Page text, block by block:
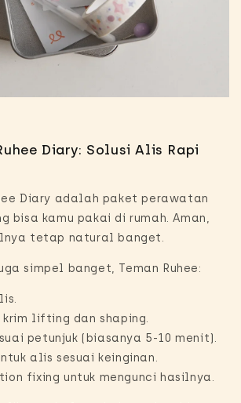
Diary: Solusi Alis Rapi
Diary adalah paket perawatan
bisa kamu pakai di rumah. Aman,
tetap natural banget.
simpel banget, Teman Ruhee:
lifting danshaping.
petunjuk (biasanya 5-10 menit).
alis sesuai keinginan.
fixing untuk mengunci hasilnya.